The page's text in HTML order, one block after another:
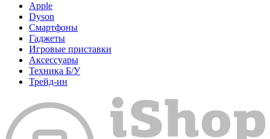
Apple
Dyson
Смартфоны
Гаджеты
Игровые приставки
Аксессуары
Техника Б/У
Трейд-ин